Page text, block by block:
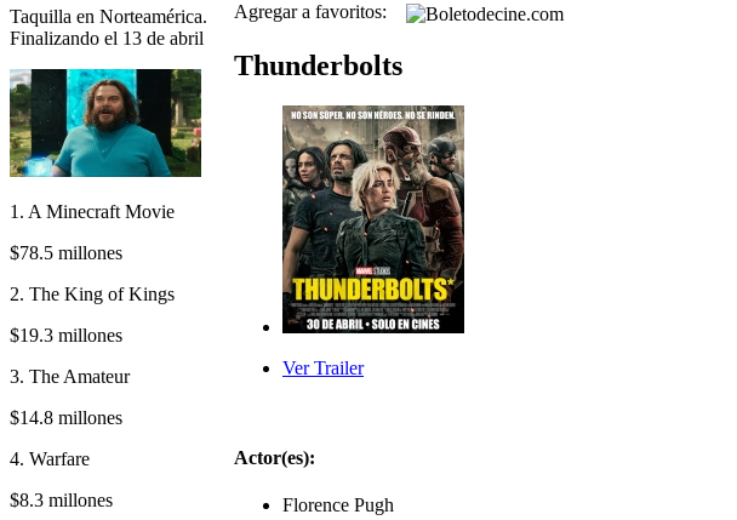
Taquilla en Norteamérica.
Finalizando el 13 de abril
1. A Minecraft Movie
$78.5 millones
2. The King of Kings
$19.3 millones
3. The Amateur
$14.8 millones
4. Warfare
$8.3 millones
Agregar a favoritos:
Thunderbolts
Ver Trailer
Actor(es):
Florence Pugh